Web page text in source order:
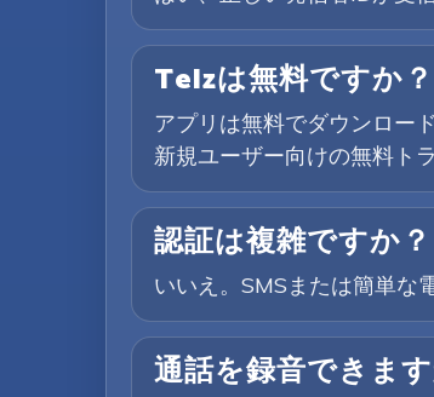
Telzは無料ですか？
アプリは無料でダウンロー
新規ユーザー向けの無料ト
認証は複雑ですか？
いいえ。SMSまたは簡単な
通話を録音できま